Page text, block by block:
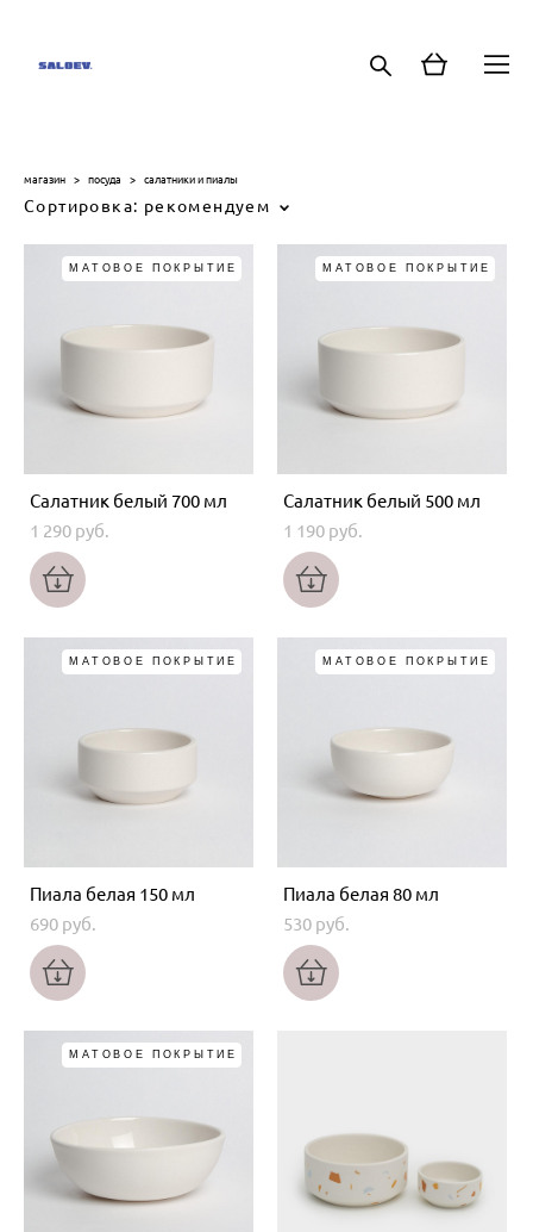
магазин > посуда > салатники и пиалы
Сортировка: рекомендуем
МАТОВОЕ ПОКРЫТИЕ
Салатник белый 700 мл
1 290 pуб.
МАТОВОЕ ПОКРЫТИЕ
Салатник белый 500 мл
1 190 pуб.
МАТОВОЕ ПОКРЫТИЕ
Пиала белая 150 мл
690 pуб.
МАТОВОЕ ПОКРЫТИЕ
Пиала белая 80 мл
530 pуб.
МАТОВОЕ ПОКРЫТИЕ